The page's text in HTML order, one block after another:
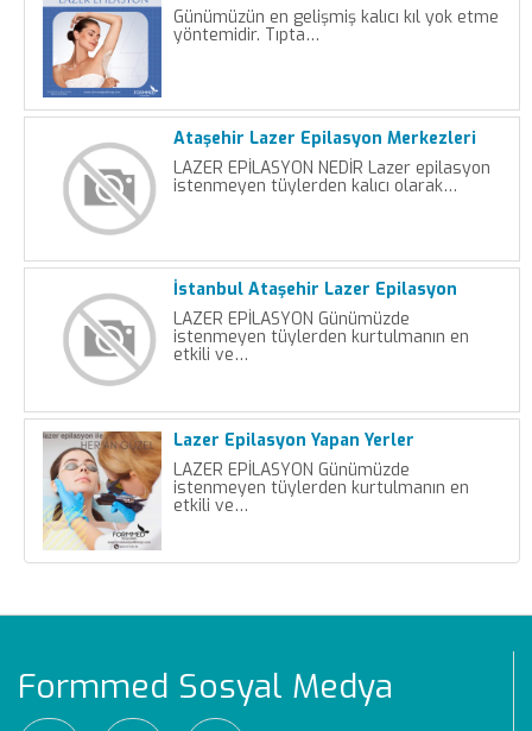
Günümüzün en gelişmiş kalıcı kıl yok etme
yöntemidir. Tıpta…
Ataşehir Lazer Epilasyon Merkezleri
LAZER EPİLASYON NEDİR Lazer epilasyon
istenmeyen tüylerden kalıcı olarak…
İstanbul Ataşehir Lazer Epilasyon
LAZER EPİLASYON Günümüzde
istenmeyen tüylerden kurtulmanın en
etkili ve…
Lazer Epilasyon Yapan Yerler
LAZER EPİLASYON Günümüzde
istenmeyen tüylerden kurtulmanın en
etkili ve…
Formmed Sosyal Medya